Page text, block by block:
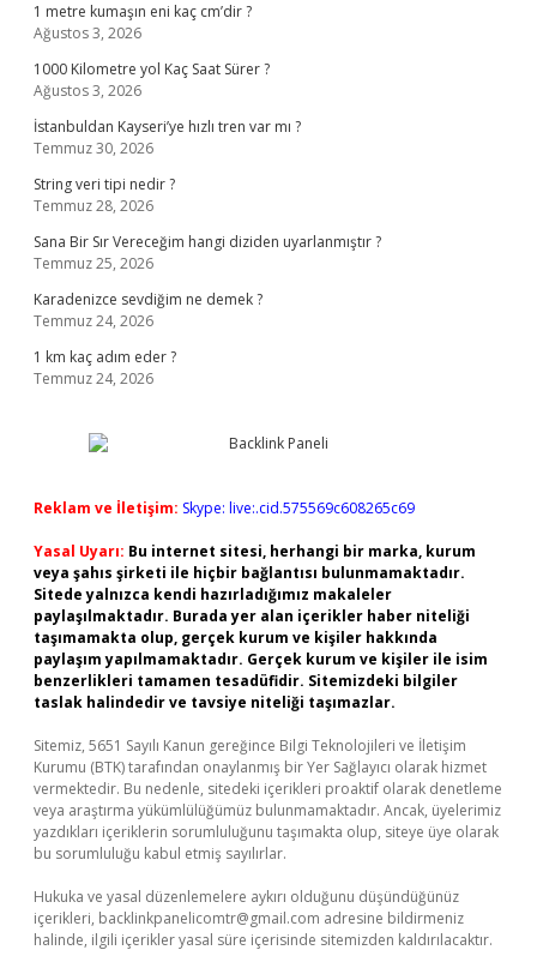
1 metre kumaşın eni kaç cm’dir ?
Ağustos 3, 2026
1000 Kilometre yol Kaç Saat Sürer ?
Ağustos 3, 2026
İstanbuldan Kayseri’ye hızlı tren var mı ?
Temmuz 30, 2026
String veri tipi nedir ?
Temmuz 28, 2026
Sana Bir Sır Vereceğim hangi diziden uyarlanmıştır ?
Temmuz 25, 2026
Karadenizce sevdiğim ne demek ?
Temmuz 24, 2026
1 km kaç adım eder ?
Temmuz 24, 2026
Reklam ve İletişim: Skype: live:.cid.575569c608265c69
Yasal Uyarı: Bu internet sitesi, herhangi bir marka, kurum
veya şahıs şirketi ile hiçbir bağlantısı bulunmamaktadır.
Sitede yalnızca kendi hazırladığımız makaleler
paylaşılmaktadır. Burada yer alan içerikler haber niteliği
taşımamakta olup, gerçek kurum ve kişiler hakkında
paylaşım yapılmamaktadır. Gerçek kurum ve kişiler ile isim
benzerlikleri tamamen tesadüfidir. Sitemizdeki bilgiler
taslak halindedir ve tavsiye niteliği taşımazlar.
Sitemiz, 5651 Sayılı Kanun gereğince Bilgi Teknolojileri ve İletişim
Kurumu (BTK) tarafından onaylanmış bir Yer Sağlayıcı olarak hizmet
vermektedir. Bu nedenle, sitedeki içerikleri proaktif olarak denetleme
veya araştırma yükümlülüğümüz bulunmamaktadır. Ancak, üyelerimiz
yazdıkları içeriklerin sorumluluğunu taşımakta olup, siteye üye olarak
bu sorumluluğu kabul etmiş sayılırlar.
Hukuka ve yasal düzenlemelere aykırı olduğunu düşündüğünüz
içerikleri, backlinkpanelicomtr@gmail.com adresine bildirmeniz
halinde, ilgili içerikler yasal süre içerisinde sitemizden kaldırılacaktır.